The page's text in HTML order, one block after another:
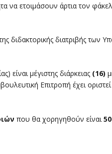
να ετοιμάσουν άρτια τον
διδακτορικής διατριβής
είναι μέγιστης διάρκειας (16)
Επιτροπή έχει
που θα χορηγηθούν είναι